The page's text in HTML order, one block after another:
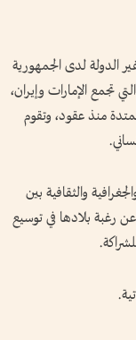
الدولة لدى الجمهورية
تجمع الإمارات وإيران،
منذ عقود، وتقوم
والثقافية بين
رغبة بلادها في توسيع